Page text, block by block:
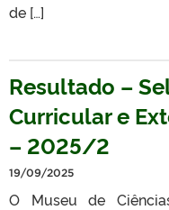
de […]
Resultado –
Curricular e
– 2025/2
19/09/2025
O Museu de